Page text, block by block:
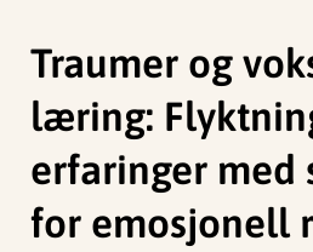
Traumer og
læring:
erfaringer med
for emosjonell